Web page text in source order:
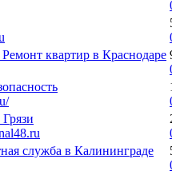
квартир в Краснодаре
служба в Калининграде